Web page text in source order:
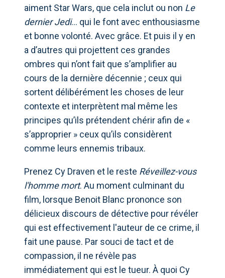
aiment Star Wars, que cela inclut ou non Le
dernier Jedi... qui le font avec enthousiasme
et bonne volonté. Avec grâce. Et puis il y en
a d’autres qui projettent ces grandes
ombres qui n’ont fait que s’amplifier au
cours de la dernière décennie ; ceux qui
sortent délibérément les choses de leur
contexte et interprètent mal même les
principes qu’ils prétendent chérir afin de «
s’approprier » ceux qu’ils considèrent
comme leurs ennemis tribaux.
Prenez Cy Draven et le reste Réveillez-vous
l'homme mort. Au moment culminant du
film, lorsque Benoit Blanc prononce son
délicieux discours de détective pour révéler
qui est effectivement l'auteur de ce crime, il
fait une pause. Par souci de tact et de
compassion, il ne révèle pas
immédiatement qui est le tueur. À quoi Cy